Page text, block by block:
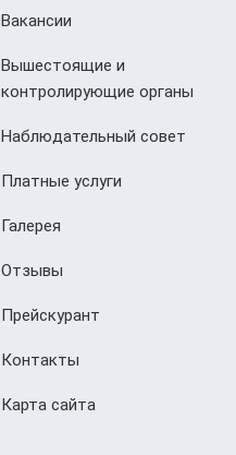
Вакансии
Вышестоящие и
контролирующие органы
Наблюдательный совет
Платные услуги
Галерея
Отзывы
Прейскурант
Контакты
Карта сайта